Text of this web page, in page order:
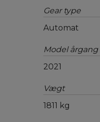
Gear type
Automat
Model årgang
2021
Vægt
1811 kg